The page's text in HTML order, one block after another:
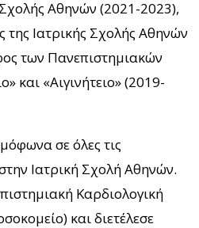
Αθηνών (2021-2023),
Ιατρικής Σχολής Αθηνών
των Πανεπιστημιακών
και «Αιγινήτειο» (2019-
σε όλες τις
Ιατρική Σχολή Αθηνών.
Καρδιολογική
και διετέλεσε